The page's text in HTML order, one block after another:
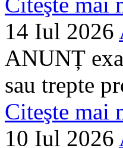
14 Iul 2026
ANUNȚ
sau trepte
Citeşte mai
10 Iul 2026